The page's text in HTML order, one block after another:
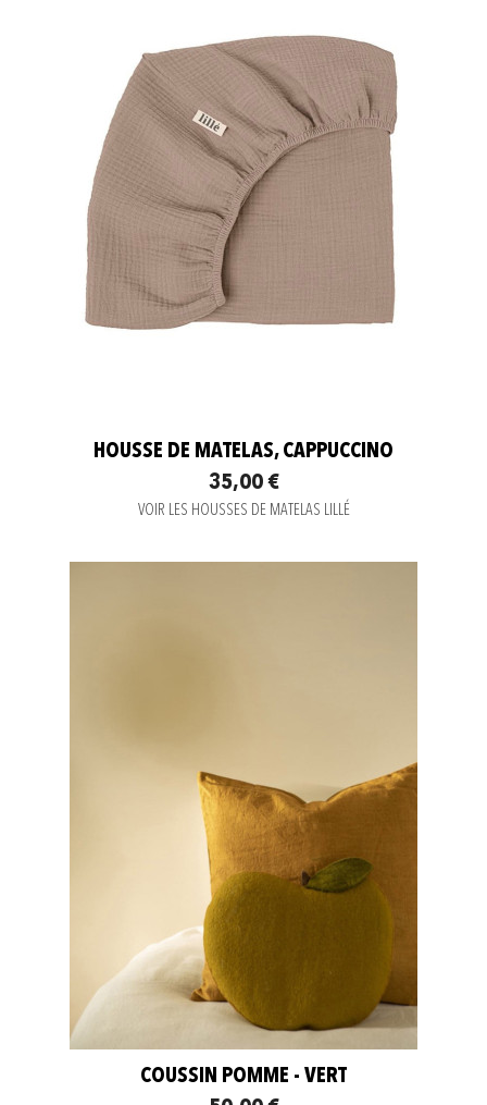
HOUSSE DE MATELAS, CAPPUCCINO
35,00 €
VOIR LES HOUSSES DE MATELAS LILLÉ
COUSSIN POMME - VERT